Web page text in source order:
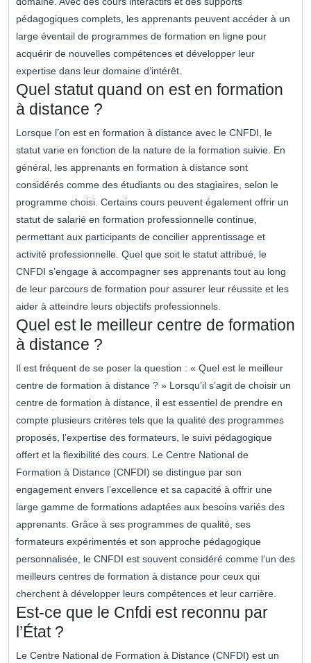
pédagogiques complets, les apprenants peuvent accéder à un
large éventail de programmes de formation en ligne pour
acquérir de nouvelles compétences et développer leur
expertise dans leur domaine d’intérêt.
Quel statut quand on est en formation
à distance ?
Lorsque l’on est en formation à distance avec le CNFDI, le
statut varie en fonction de la nature de la formation suivie. En
général, les apprenants en formation à distance sont
considérés comme des étudiants ou des stagiaires, selon le
programme choisi. Certains cours peuvent également offrir un
statut de salarié en formation professionnelle continue,
permettant aux participants de concilier apprentissage et
activité professionnelle. Quel que soit le statut attribué, le
CNFDI s’engage à accompagner ses apprenants tout au long
de leur parcours de formation pour assurer leur réussite et les
aider à atteindre leurs objectifs professionnels.
Quel est le meilleur centre de formation
à distance ?
Il est fréquent de se poser la question : « Quel est le meilleur
centre de formation à distance ? » Lorsqu’il s’agit de choisir un
centre de formation à distance, il est essentiel de prendre en
compte plusieurs critères tels que la qualité des programmes
proposés, l’expertise des formateurs, le suivi pédagogique
offert et la flexibilité des cours. Le Centre National de
Formation à Distance (CNFDI) se distingue par son
engagement envers l’excellence et sa capacité à offrir une
large gamme de formations adaptées aux besoins variés des
apprenants. Grâce à ses programmes de qualité, ses
formateurs expérimentés et son approche pédagogique
personnalisée, le CNFDI est souvent considéré comme l’un des
meilleurs centres de formation à distance pour ceux qui
cherchent à développer leurs compétences et leur carrière.
Est-ce que le Cnfdi est reconnu par
l’État ?
Le Centre National de Formation à Distance (CNFDI) est un